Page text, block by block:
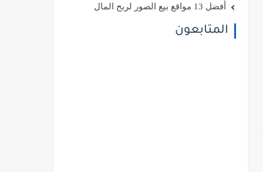
أفضل 13 مواقع بيع الصور لربح المال
المتابعون